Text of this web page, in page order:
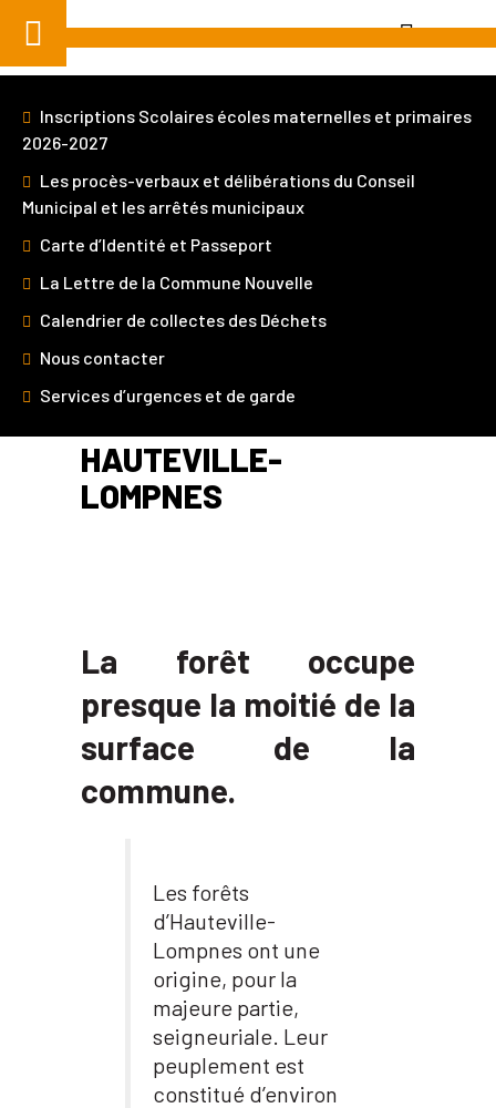
Inscriptions Scolaires écoles maternelles et primaires
2026-2027
Les procès-verbaux et délibérations du Conseil
Municipal et les arrêtés municipaux
Carte d’Identité et Passeport
La Lettre de la Commune Nouvelle
Calendrier de collectes des Déchets
Nous contacter
Services d’urgences et de garde
Home» La Ville»Patrimoine de la Ville
HAUTEVILLE-
LOMPNES
La forêt occupe
presque la moitié de la
surface de la
commune.
Les forêts
d’Hauteville-
Lompnes ont une
origine, pour la
majeure partie,
seigneuriale. Leur
peuplement est
constitué d’environ